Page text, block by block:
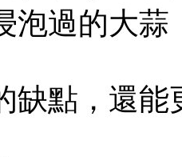
泡過的大蒜
缺點，還能